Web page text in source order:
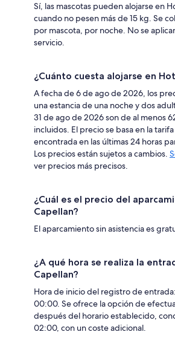
Sí, las mascotas pueden alojarse en
cuando no pesen más de 15 kg. Se
por mascota, por noche. No se
servicio.
¿Cuánto cuesta alojarse en
A fecha de 6 de ago de 2026, los
una estancia de una noche y dos
31 de ago de 2026 son de al menos
incluidos. El precio se basa en la
encontrada en las últimas 24 horas
Los precios están sujetos a cambios.
ver precios más precisos.
¿Cuál es el precio del
Capellan?
El aparcamiento sin asistencia es
¿A qué hora se realiza la
Capellan?
Hora de inicio del registro de
00:00. Se ofrece la opción de
después del horario establecido,
02:00, con un coste adicional.